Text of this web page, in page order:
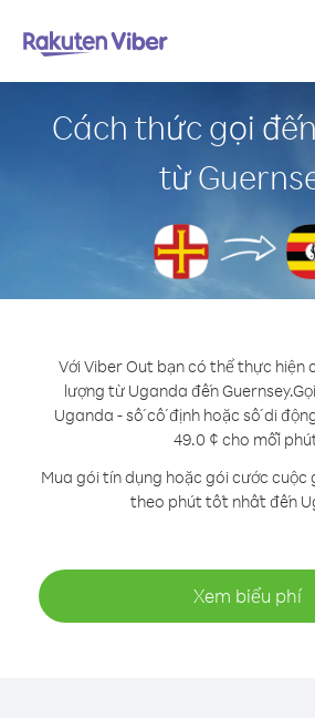
Cách thức gọi
từ
Với Viber Out bạn có thể thực hiện
lượng từ Uganda đến Guernsey.
Uganda - số cố định hoặc số di
49.0 ¢ cho mỗi
Mua gói tín dụng hoặc gói cước cuộc
theo phút tốt nhất đến
Xem biểu phí